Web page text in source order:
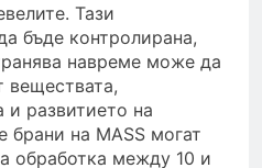
Тази
бъде контролирана,
навреме може да
веществата,
развитието на
на MASS могат
обработка между 10 и